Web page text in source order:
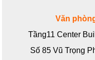
Văn
Tầng11 Center
Số 85 Vũ Trọng